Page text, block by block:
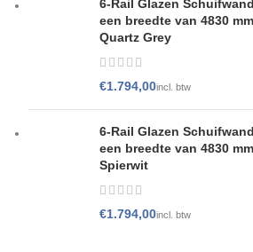
6-Rail Glazen
een breedte van 4830
Quartz Grey
€
6-Rail Glazen
een breedte van 4830
Spierwit
€